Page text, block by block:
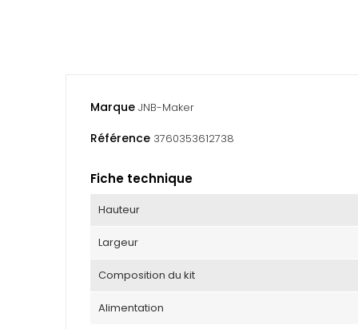
Marque JNB-Maker
Référence 3760353612738
Fiche technique
Hauteur
Largeur
Composition du kit
Alimentation